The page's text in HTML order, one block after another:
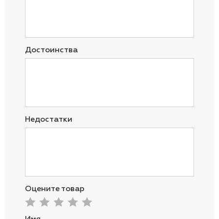
Достоинства
Недостатки
Оцените товар